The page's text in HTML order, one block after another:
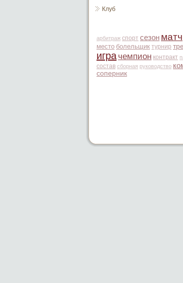
Клуб
арбитраж спорт сезон матч
место болельщик турнир
игра чемпион контракт
состав сборная руководство
соперник